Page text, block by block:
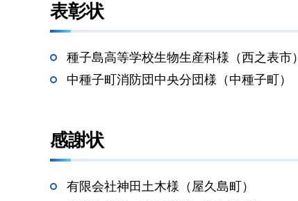
表彰状
種子島高等学校生物生産科様（西之表市）
中種子町消防団中央分団様（中種子町）
感謝状
有限会社神田土木様（屋久島町）